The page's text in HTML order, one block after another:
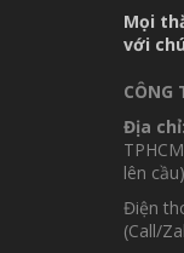
Mọi
với
CÔNG
Địa chỉ:
lên cầu)
Điện
(Call/